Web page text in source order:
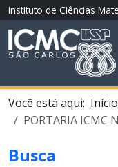
Instituto de Ciências
Você está aqui: Início
PORTARIA ICMC
Busca